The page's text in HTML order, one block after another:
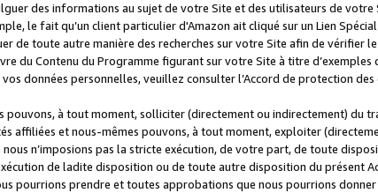
des informations au sujet de votre Site et des utilisateurs de votre
le fait qu’un client particulier d'Amazon ait cliqué sur un Lien
de toute autre manière des recherches sur votre Site afin de vérifier
du Contenu du Programme figurant sur votre Site à titre d’exemples
données personnelles, veuillez consulter l’Accord de protection des
pouvons, à tout moment, solliciter (directement ou indirectement) du
affiliées et nous-mêmes pouvons, à tout moment, exploiter
n’imposions pas la stricte exécution, de votre part, de toute
de ladite disposition ou de toute autre disposition du présent
pourrions prendre et toutes approbations que nous pourrions